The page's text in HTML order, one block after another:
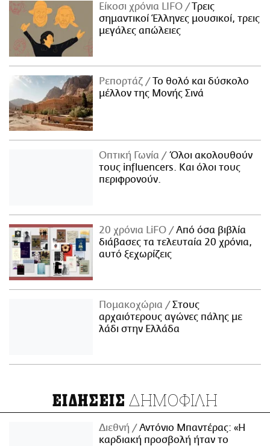
Είκοσι χρόνια LIFO
Tρεις
σημαντικοί Έλληνες μουσικοί, τρεις
μεγάλες απώλειες
Ρεπορτάζ
Το θολό και δύσκολο
μέλλον της Μονής Σινά
Οπτική Γωνία
Όλοι ακολουθούν
τους influencers. Και όλοι τους
περιφρονούν.
20 χρόνια LiFO
Από όσα βιβλία
διάβασες τα τελευταία 20 χρόνια,
αυτό ξεχωρίζεις
Πομακοχώρια
Στους
αρχαιότερους αγώνες πάλης με
λάδι στην Ελλάδα
ΕΙΔΗΣΕΙΣ ΔΗΜΟΦΙΛΗ
Διεθνή
Αντόνιο Μπαντέρας: «Η
καρδιακή προσβολή ήταν το